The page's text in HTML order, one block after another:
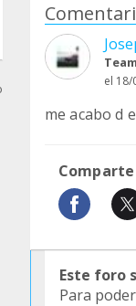
el 18/
me acabo d
Comparte
Este foro
Para